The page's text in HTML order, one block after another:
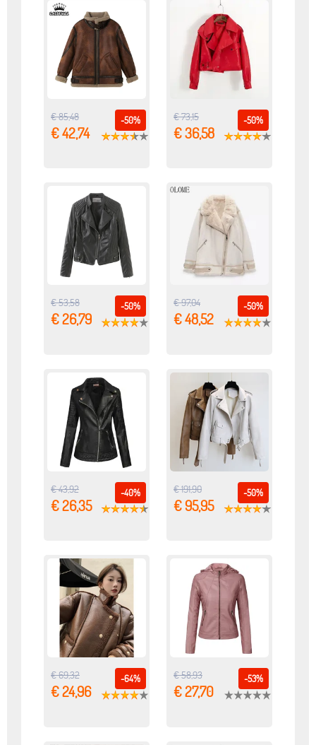
-50%
€ 85,48
€ 42,74
-50%
€ 73,15
€ 36,58
-50%
€ 53,58
€ 26,79
-50%
€ 97,04
€ 48,52
-40%
€ 43,92
€ 26,35
-50%
€ 191,90
€ 95,95
-64%
€ 69,32
€ 24,96
-53%
€ 58,93
€ 27,70